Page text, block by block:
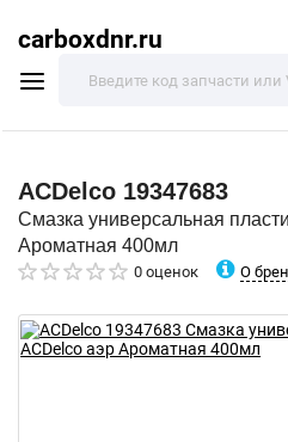
carboxdnr.ru
ACDelco 19347683
Смазка универсальная
Ароматная 400мл
0 оценок О